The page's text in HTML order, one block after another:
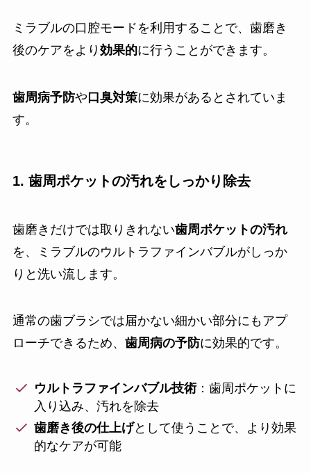
ミラブルの口腔モードを利用することで、歯磨き
後のケアをより 効果的に行うことができます。
歯周病予防や口臭対策に効果があるとされていま
す。
1. 歯周ポケットの汚れをしっかり除去
歯磨きだけでは取りきれない歯周ポケットの汚れ
を、ミラブルのウルトラファインバブルがしっか
りと洗い流します。
通常の歯ブラシでは届かない細かい部分にもアプ
ローチできるため、 歯周病の予防に効果的です。
ウルトラファインバブル技術 ：歯周ポケットに
入り込み、汚れを除去
歯磨き後の仕上げとして使うことで、より効果
的なケアが可能